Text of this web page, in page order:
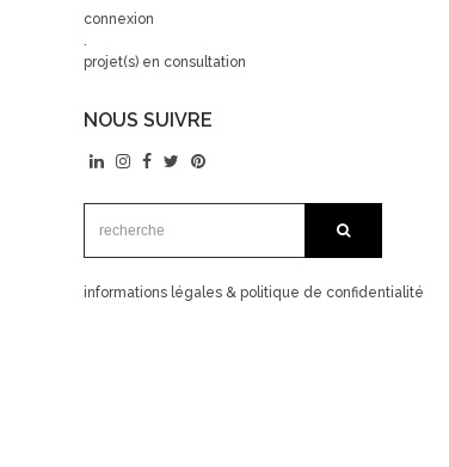
connexion
.
projet(s) en consultation
NOUS SUIVRE
informations légales & politique de confidentialité